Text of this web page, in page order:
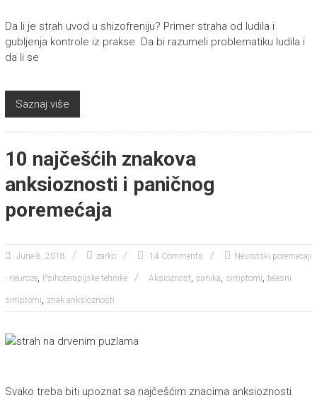
Da li je strah uvod u shizofreniju? Primer straha od ludila i
gubljenja kontrole iz prakse Da bi razumeli problematiku ludila i
da li se
Saznaj više
10 najčešćih znakova
anksioznosti i paničnog
poremećaja
June 8, 2018 zarko 14 Comments Neurotski poremecaji
- neuroze, Psihoterapijske tehnike Aksioznost, panika, simptomi, telesni
simptomi, znak anksioznosti
Svako treba biti upoznat sa najčešćim znacima anksioznosti